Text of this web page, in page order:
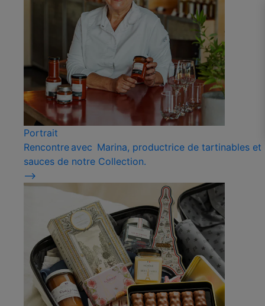
Portrait
Rencontre avec Marina, productrice de tartinables et
sauces de notre Collection.
⟶